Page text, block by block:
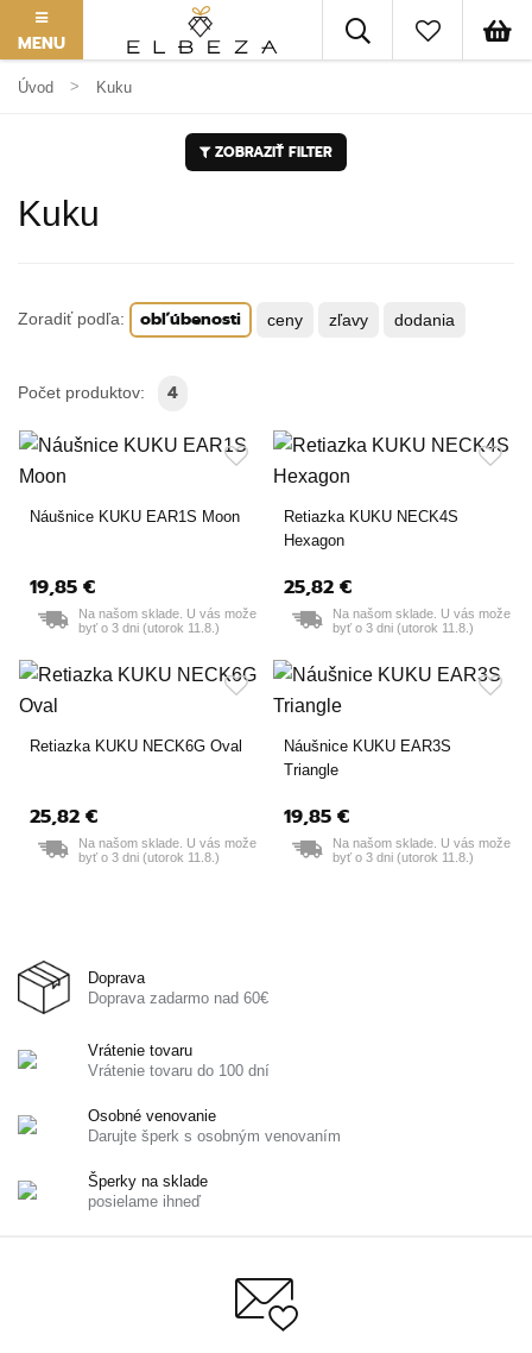
MENU
Úvod Kuku
ZOBRAZIŤ FILTER
Kuku
Zoradiť podľa: obľúbenosti ceny zľavy dodania
Počet produktov: 4
Náušnice KUKU EAR1S Moon
19,85 €
Na našom sklade. U vás može
byť o 3 dni (utorok 11.8.)
Retiazka KUKU NECK4S
Hexagon
25,82 €
Na našom sklade. U vás može
byť o 3 dni (utorok 11.8.)
Retiazka KUKU NECK6G Oval
25,82 €
Na našom sklade. U vás može
byť o 3 dni (utorok 11.8.)
Náušnice KUKU EAR3S
Triangle
19,85 €
Na našom sklade. U vás može
byť o 3 dni (utorok 11.8.)
Doprava
Doprava zadarmo nad 60€
Vrátenie tovaru
Vrátenie tovaru do 100 dní
Osobné venovanie
Darujte šperk s osobným venovaním
Šperky na sklade
posielame ihneď